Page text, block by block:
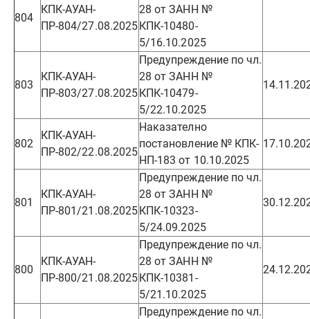
804
КПК-АУАН-
ПР-804/27.08.2025
28 от ЗАНН №
КПК-10480-
5/16.10.2025
803
КПК-АУАН-
ПР-803/27.08.2025
Предупреждение по чл.
28 от ЗАНН №
КПК-10479-
5/22.10.2025
802
КПК-АУАН-
ПР-802/22.08.2025
Наказателно
постановление № КПК-
НП-183 от 10.10.2025
801
КПК-АУАН-
ПР-801/21.08.2025
Предупреждение по чл.
28 от ЗАНН №
КПК-10323-
5/24.09.2025
800
КПК-АУАН-
ПР-800/21.08.2025
Предупреждение по чл.
28 от ЗАНН №
КПК-10381-
5/21.10.2025
Предупреждение по чл.